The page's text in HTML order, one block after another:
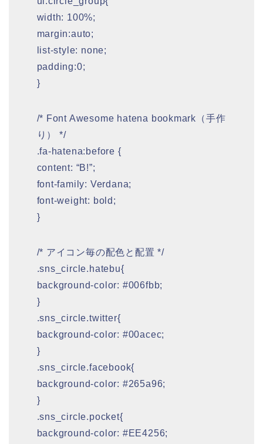
width: 100%;
margin:auto;
list-style: none;
padding:0;
}
/* Font Awesome hatena bookmark（手作
り） */
.fa-hatena:before {
content: “B!”;
font-family: Verdana;
font-weight: bold;
}
/* アイコン毎の配色と配置 */
.sns_circle.hatebu{
background-color: #006fbb;
}
.sns_circle.twitter{
background-color: #00acec;
}
.sns_circle.facebook{
background-color: #265a96;
}
.sns_circle.pocket{
background-color: #EE4256;